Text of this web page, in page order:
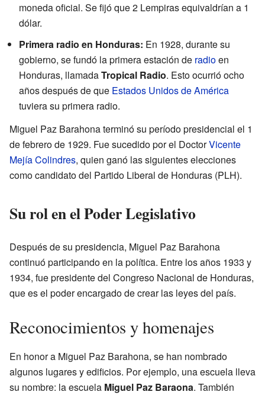
moneda oficial. Se fijó que 2 Lempiras equivaldrían a 1
dólar.
Primera radio en Honduras: En 1928, durante su
gobierno, se fundó la primera estación de radioen
Honduras, llamadaTropical Radio. Esto ocurrió ocho
años después de que Estados Unidos de América
tuviera su primera radio.
Miguel Paz Barahona terminó su período presidencial el 1
de febrero de 1929. Fue sucedido por el DoctorVicente
Mejía Colindres, quien ganó las siguientes elecciones
como candidato del Partido Liberal de Honduras (PLH).
Su rol en el Poder Legislativo
Después de su presidencia, Miguel Paz Barahona
continuó participando en la política. Entre los años 1933 y
1934, fue presidente del Congreso Nacional de Honduras,
que es el poder encargado de crear las leyes del país.
Reconocimientos y homenajes
En honor a Miguel Paz Barahona, se han nombrado
algunos lugares y edificios. Por ejemplo, una escuela lleva
su nombre: la escuela Miguel Paz Baraona. También